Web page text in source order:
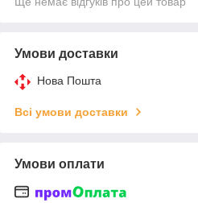
Умови доставки
Нова Пошта
Всі умови доставки
Умови оплати